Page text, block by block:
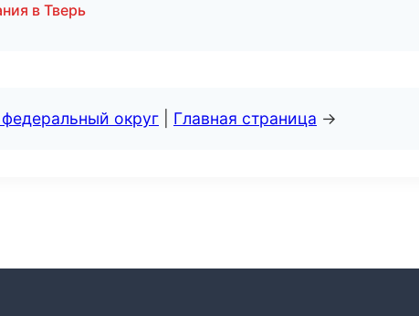
в Тверь
округ Главная страница →